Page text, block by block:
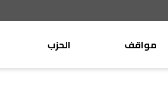
مواقف الحزب